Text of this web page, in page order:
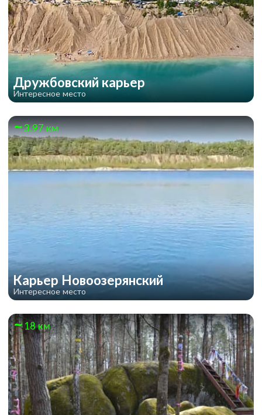
Дружбовский карьер
Интересное место
3.97 км
Карьер Новоозерянский
Интересное место
18 км